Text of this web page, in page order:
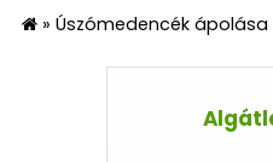
» Úszómedencék ápolása